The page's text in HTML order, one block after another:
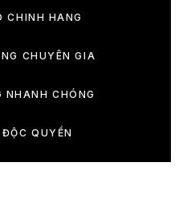
CHÍNH HÃNG
CHUYÊN GIA
NHANH CHÓNG
QUYỀN